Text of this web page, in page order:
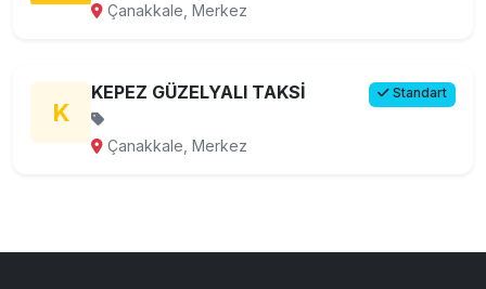
Çanakkale, Merkez
K
KEPEZ GÜZELYALI TAKSİ Standart
Çanakkale, Merkez